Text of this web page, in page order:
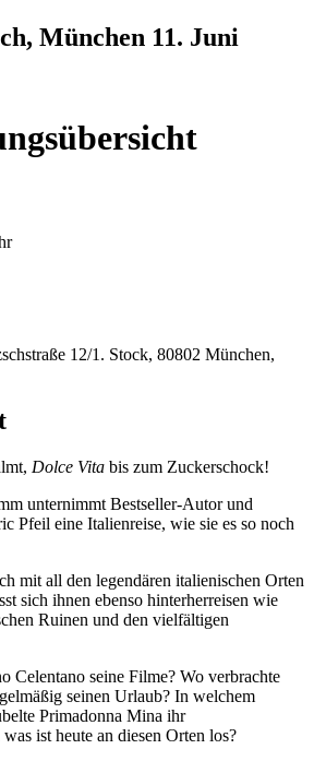
München 11. Juni
12/1. Stock, 80802 München,
Dolce Vita bis zum Zuckerschock!
unternimmt Bestseller-Autor und
Pfeil eine Italienreise, wie sie es so noch
mit all den legendären italienischen Orten
sich ihnen ebenso hinterherreisen wie
Ruinen und den vielfältigen
Celentano seine Filme? Wo verbrachte
seinen Urlaub? In welchem
Primadonna Mina ihr
ist heute an diesen Orten los?